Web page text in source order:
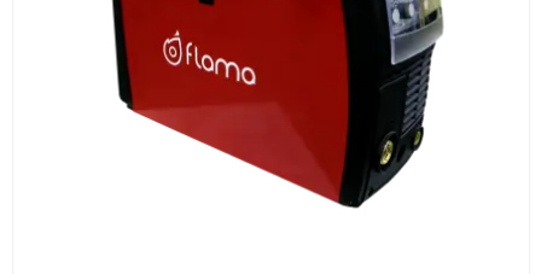
Счёт и оплата
Согласовываем условия, готовим счёт, договор
или спецификацию и принимаем оплату по